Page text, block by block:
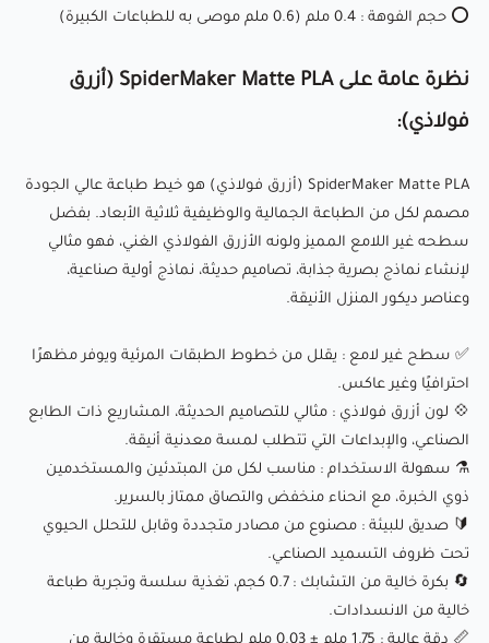
مظهرًا احترافيًا وغير عاكس.
الطابع الصناعي، والإبداعات التي تتطلب لمسة معدنية أنيقة.
⚗ سهولة الاستخدام
🔰 صديق للبيئة: مصنوع من مصادر متجددة وقابل للتحلل الحيوي
تحت ظروف التسميد الصناعي.
🔄 : 0.7 كجم، تغذية سلسة وتجربة طباعة
خالية من الانسدادات.
الفقاعات.
في ذلك Creality وPrusa والمزيد.
التطبيقات:
مثالي للمصممين، الهواة، والصانعين، يوفر SpiderMaker Matte
PLA (أزرق فولاذي) جماليات استثنائية وسهولة استخدام. هو
⭕ حجم الفوهة : 0.4 ملم (0.6 ملم موصى به للطباعات الكبيرة)
نظرة عامة على SpiderMaker Matte PLA (أزرق
فولاذي):
SpiderMaker Matte PLA (أزرق فولاذي) هو خيط طباعة عالي الجودة
مصمم لكل من الطباعة الجمالية والوظيفية ثلاثية الأبعاد. بفضل
سطحه غير اللامع المميز ولونه الأزرق الفولاذي الغني، فهو مثالي
لإنشاء نماذج بصرية جذابة، تصاميم حديثة، نماذج أولية صناعية،
وعناصر ديكور المنزل الأنيقة.
✅ سطح غير لامع : يقلل من خطوط الطبقات المرئية ويوفر مظهرًا
احترافيًا وغير عاكس.
💠 لون أزرق فولاذي : مثالي للتصاميم الحديثة، المشاريع ذات الطابع
الصناعي، والإبداعات التي تتطلب لمسة معدنية أنيقة.
⚗ سهولة الاستخدام : مناسب لكل من المبتدئين والمستخدمين
ذوي الخبرة، مع انحناء منخفض والتصاق ممتاز بالسرير.
🔰 صديق للبيئة : مصنوع من مصادر متجددة وقابل للتحلل الحيوي
تحت ظروف التسميد الصناعي.
🔄 بكرة خالية من التشابك
: 0.7 كجم، تغذية سلسة وتجربة طباعة
خالية من الانسدادات.